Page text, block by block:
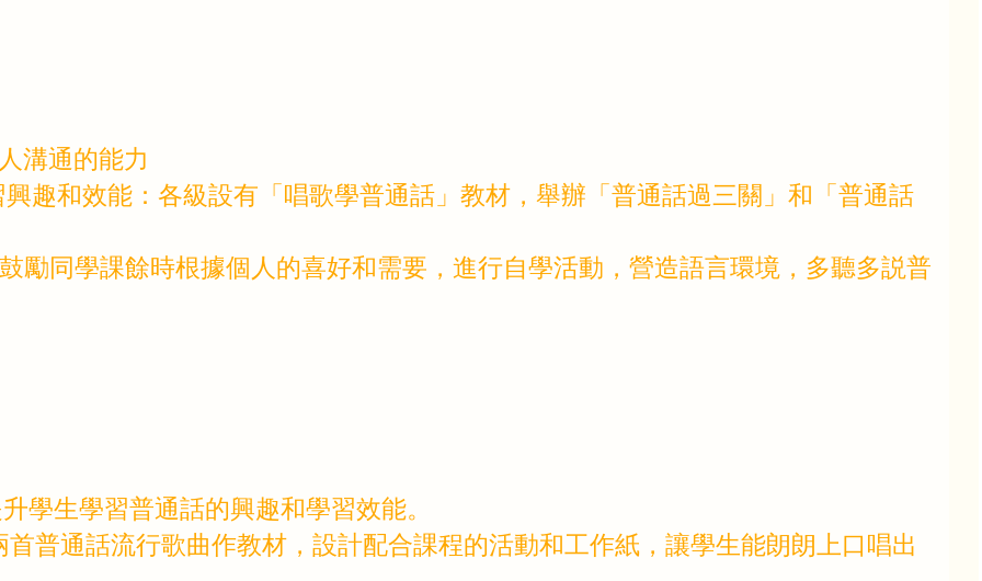
溝通的能力
趣和效能：各級設有「唱歌學普通話」教材，舉辦「普通話過三關」和「普通話
勵同學課餘時根據個人的喜好和需要，進行自學活動，營造語言環境，多聽多説普
學生學習普通話的興趣和學習效能。
普通話流行歌曲作教材，設計配合課程的活動和工作紙，讓學生能朗朗上口唱出